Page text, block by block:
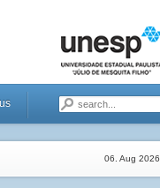
06. Aug 2026